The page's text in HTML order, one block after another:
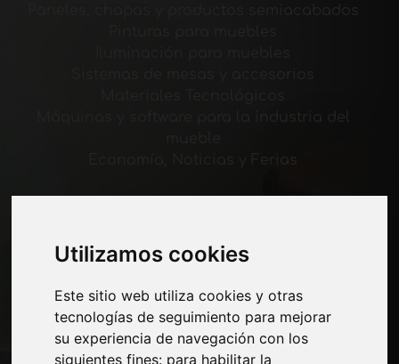
Utilizamos cookies
Este sitio web utiliza cookies y otras
tecnologías de seguimiento para mejorar
su experiencia de navegación con los
siguientes fines: para habilitar la
Economía, Noticias y Ferias
Quienes somos
Corte-comercial
Exposiciones
Journal
Presentarte